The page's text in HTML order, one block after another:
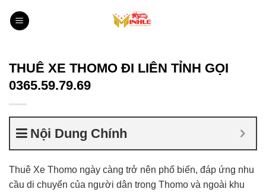
qua
THUÊ XE THOMO ĐI LIÊN TỈNH GỌI
0365.59.79.69
Nội Dung Chính
Thuê Xe Thomo ngày càng trở nên phổ biến, đáp ứng nhu
cầu di chuyển của người dân trong Thomo và ngoài khu